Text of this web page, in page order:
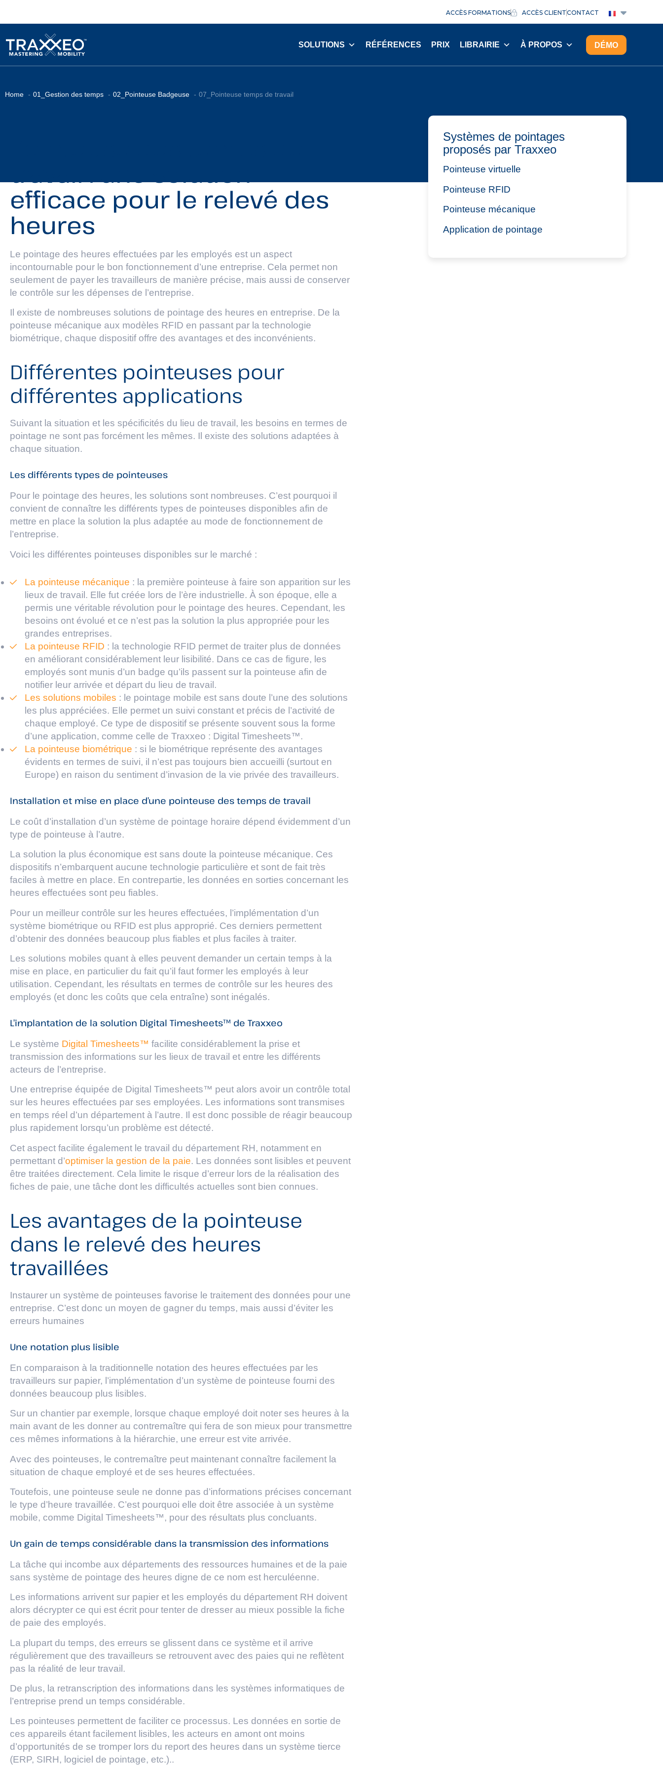
ACCÈS FORMATIONS ACCÈS CLIENTCONTACT
SOLUTIONS RÉFÉRENCES PRIX LIBRAIRIE À PROPOS DÉMO
Home 01_Gestion des temps 02_Pointeuse Badgeuse 07_Pointeuse temps de travail
travail : une solution
efficace pour le relevé des
heures
Le pointage des heures effectuées par les employés est un aspect
incontournable pour le bon fonctionnement d’une entreprise. Cela permet non
seulement de payer les travailleurs de manière précise, mais aussi de conserver
le contrôle sur les dépenses de l’entreprise.
Il existe de nombreuses solutions de pointage des heures en entreprise. De la
pointeuse mécanique aux modèles RFID en passant par la technologie
biométrique, chaque dispositif offre des avantages et des inconvénients.
Différentes pointeuses pour
différentes applications
Suivant la situation et les spécificités du lieu de travail, les besoins en termes de
pointage ne sont pas forcément les mêmes. Il existe des solutions adaptées à
chaque situation.
Les différents types de pointeuses
Pour le pointage des heures, les solutions sont nombreuses. C’est pourquoi il
convient de connaître les différents types de pointeuses disponibles afin de
mettre en place la solution la plus adaptée au mode de fonctionnement de
l’entreprise.
Voici les différentes pointeuses disponibles sur le marché :
La pointeuse mécanique : la première pointeuse à faire son apparition sur les
lieux de travail. Elle fut créée lors de l’ère industrielle. À son époque, elle a
permis une véritable révolution pour le pointage des heures. Cependant, les
besoins ont évolué et ce n’est pas la solution la plus appropriée pour les
grandes entreprises.
La pointeuse RFID : la technologie RFID permet de traiter plus de données
en améliorant considérablement leur lisibilité. Dans ce cas de figure, les
employés sont munis d’un badge qu’ils passent sur la pointeuse afin de
notifier leur arrivée et départ du lieu de travail.
Les solutions mobiles : le pointage mobile est sans doute l’une des solutions
les plus appréciées. Elle permet un suivi constant et précis de l’activité de
chaque employé. Ce type de dispositif se présente souvent sous la forme
d’une application, comme celle de Traxxeo : Digital Timesheets™.
La pointeuse biométrique : si le biométrique représente des avantages
évidents en termes de suivi, il n’est pas toujours bien accueilli (surtout en
Europe) en raison du sentiment d’invasion de la vie privée des travailleurs.
Installation et mise en place d’une pointeuse des temps de travail
Le coût d’installation d’un système de pointage horaire dépend évidemment d’un
type de pointeuse à l’autre.
La solution la plus économique est sans doute la pointeuse mécanique. Ces
dispositifs n’embarquent aucune technologie particulière et sont de fait très
faciles à mettre en place. En contrepartie, les données en sorties concernant les
heures effectuées sont peu fiables.
Pour un meilleur contrôle sur les heures effectuées, l’implémentation d’un
système biométrique ou RFID est plus approprié. Ces derniers permettent
d’obtenir des données beaucoup plus fiables et plus faciles à traiter.
Les solutions mobiles quant à elles peuvent demander un certain temps à la
mise en place, en particulier du fait qu’il faut former les employés à leur
utilisation. Cependant, les résultats en termes de contrôle sur les heures des
employés (et donc les coûts que cela entraîne) sont inégalés.
L’implantation de la solution Digital Timesheets™ de Traxxeo
Le système Digital Timesheets™ facilite considérablement la prise et
transmission des informations sur les lieux de travail et entre les différents
acteurs de l’entreprise.
Une entreprise équipée de Digital Timesheets™ peut alors avoir un contrôle total
sur les heures effectuées par ses employées. Les informations sont transmises
en temps réel d’un département à l’autre. Il est donc possible de réagir beaucoup
plus rapidement lorsqu’un problème est détecté.
Cet aspect facilite également le travail du département RH, notamment en
permettant d’optimiser la gestion de la paie. Les données sont lisibles et peuvent
être traitées directement. Cela limite le risque d’erreur lors de la réalisation des
fiches de paie, une tâche dont les difficultés actuelles sont bien connues.
Les avantages de la pointeuse
dans le relevé des heures
travaillées
Instaurer un système de pointeuses favorise le traitement des données pour une
entreprise. C’est donc un moyen de gagner du temps, mais aussi d’éviter les
erreurs humaines
Une notation plus lisible
En comparaison à la traditionnelle notation des heures effectuées par les
travailleurs sur papier, l’implémentation d’un système de pointeuse fourni des
données beaucoup plus lisibles.
Sur un chantier par exemple, lorsque chaque employé doit noter ses heures à la
main avant de les donner au contremaître qui fera de son mieux pour transmettre
ces mêmes informations à la hiérarchie, une erreur est vite arrivée.
Avec des pointeuses, le contremaître peut maintenant connaître facilement la
situation de chaque employé et de ses heures effectuées.
Toutefois, une pointeuse seule ne donne pas d’informations précises concernant
le type d’heure travaillée. C’est pourquoi elle doit être associée à un système
mobile, comme Digital Timesheets™, pour des résultats plus concluants.
Un gain de temps considérable dans la transmission des informations
La tâche qui incombe aux départements des ressources humaines et de la paie
sans système de pointage des heures digne de ce nom est herculéenne.
Les informations arrivent sur papier et les employés du département RH doivent
alors décrypter ce qui est écrit pour tenter de dresser au mieux possible la fiche
de paie des employés.
La plupart du temps, des erreurs se glissent dans ce système et il arrive
régulièrement que des travailleurs se retrouvent avec des paies qui ne reflètent
pas la réalité de leur travail.
De plus, la retranscription des informations dans les systèmes informatiques de
l’entreprise prend un temps considérable.
Les pointeuses permettent de faciliter ce processus. Les données en sortie de
ces appareils étant facilement lisibles, les acteurs en amont ont moins
d’opportunités de se tromper lors du report des heures dans un système tierce
(ERP, SIRH, logiciel de pointage, etc.)..
Systèmes de pointages
proposés par Traxxeo
Pointeuse virtuelle
Pointeuse RFID
Pointeuse mécanique
Application de pointage